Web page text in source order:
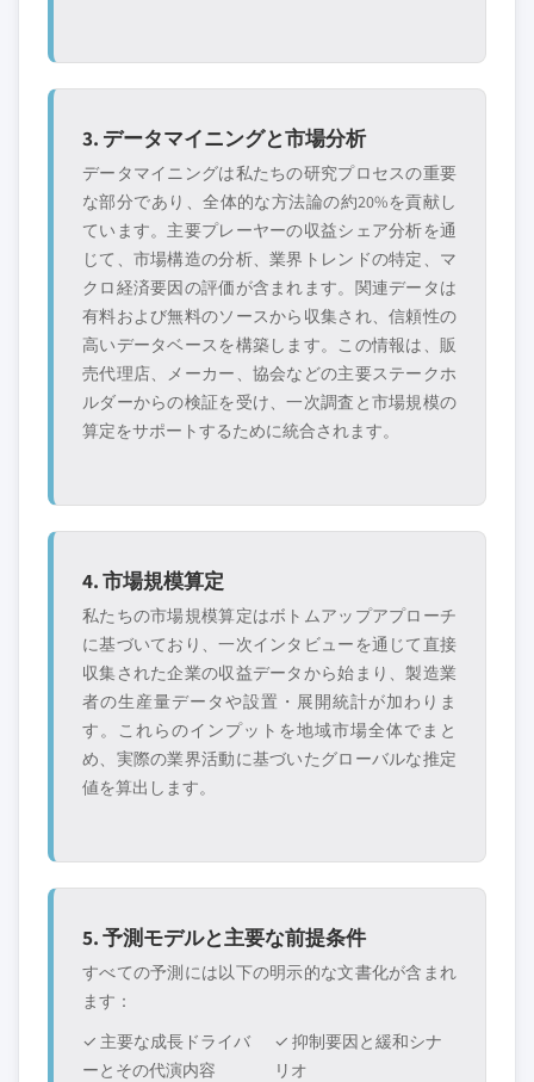
3. データマイニングと市場分析
データマイニングは私たちの研究プロセスの重要
な部分であり、全体的な方法論の約20%を貢献し
ています。主要プレーヤーの収益シェア分析を通
じて、市場構造の分析、業界トレンドの特定、マ
クロ経済要因の評価が含まれます。関連データは
有料および無料のソースから収集され、信頼性の
高いデータベースを構築します。この情報は、販
売代理店、メーカー、協会などの主要ステークホ
ルダーからの検証を受け、一次調査と市場規模の
算定をサポートするために統合されます。
4. 市場規模算定
私たちの市場規模算定はボトムアップアプローチ
に基づいており、一次インタビューを通じて直接
収集された企業の収益データから始まり、製造業
者の生産量データや設置・展開統計が加わりま
す。これらのインプットを地域市場全体でまと
め、実際の業界活動に基づいたグローバルな推定
値を算出します。
5. 予測モデルと主要な前提条件
すべての予測には以下の明示的な文書化が含まれ
ます：
✓ 主要な成長ドライバ
ーとその代演内容
✓ 抑制要因と緩和シナ
リオ